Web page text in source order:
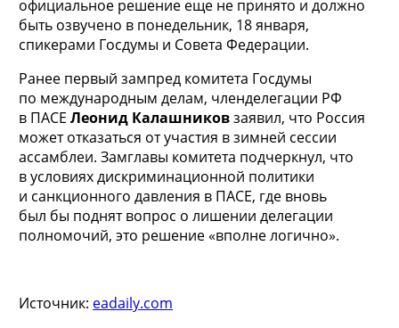
официальное решение еще не принято и должно
быть озвучено в понедельник, 18 января,
спикерами Госдумы и Совета Федерации.
Ранее первый зампред комитета Госдумы
по международным делам, членделегации РФ
в ПАСЕ Леонид Калашниковзаявил, что Россия
может отказаться от участия в зимней сессии
ассамблеи. Замглавы комитета подчеркнул, что
в условиях дискриминационной политики
и санкционного давления в ПАСЕ, где вновь
был бы поднят вопрос о лишении делегации
полномочий, это решение «вполне логично».
Источник: eadaily.com